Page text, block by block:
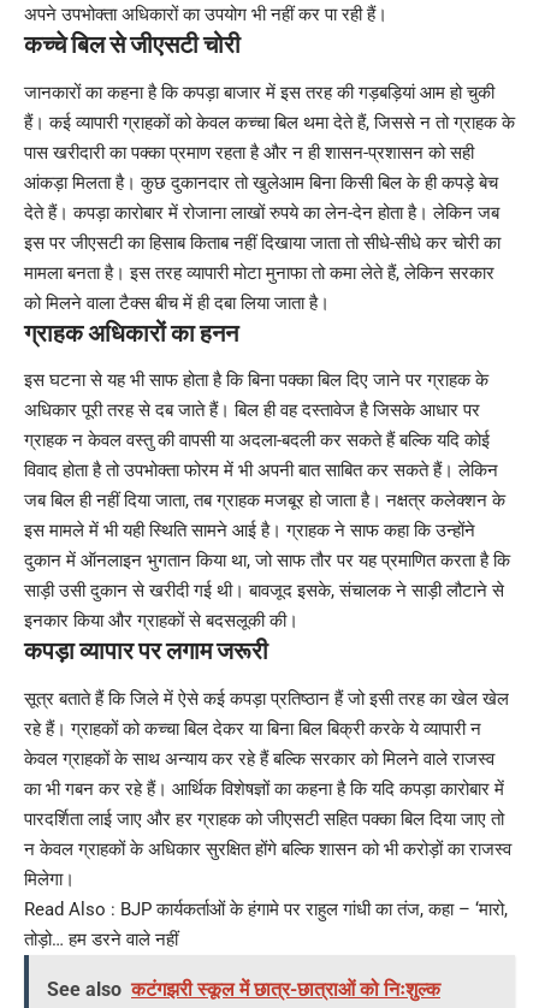
अपने उपभोक्ता अधिकारों का उपयोग भी नहीं कर पा रही हैं।
कच्चे बिल से जीएसटी चोरी
जानकारों का कहना है कि कपड़ा बाजार में इस तरह की गड़बड़ियां आम हो चुकी
हैं। कई व्यापारी ग्राहकों को केवल कच्चा बिल थमा देते हैं, जिससे न तो ग्राहक के
पास खरीदारी का पक्का प्रमाण रहता है और न ही शासन-प्रशासन को सही
आंकड़ा मिलता है। कुछ दुकानदार तो खुलेआम बिना किसी बिल के ही कपड़े बेच
देते हैं। कपड़ा कारोबार में रोजाना लाखों रुपये का लेन-देन होता है। लेकिन जब
इस पर जीएसटी का हिसाब किताब नहीं दिखाया जाता तो सीधे-सीधे कर चोरी का
मामला बनता है। इस तरह व्यापारी मोटा मुनाफा तो कमा लेते हैं, लेकिन सरकार
को मिलने वाला टैक्स बीच में ही दबा लिया जाता है।
ग्राहक अधिकारों का हनन
इस घटना से यह भी साफ होता है कि बिना पक्का बिल दिए जाने पर ग्राहक के
अधिकार पूरी तरह से दब जाते हैं। बिल ही वह दस्तावेज है जिसके आधार पर
ग्राहक न केवल वस्तु की वापसी या अदला-बदली कर सकते हैं बल्कि यदि कोई
विवाद होता है तो उपभोक्ता फोरम में भी अपनी बात साबित कर सकते हैं। लेकिन
जब बिल ही नहीं दिया जाता, तब ग्राहक मजबूर हो जाता है। नक्षत्र कलेक्शन के
इस मामले में भी यही स्थिति सामने आई है। ग्राहक ने साफ कहा कि उन्होंने
दुकान में ऑनलाइन भुगतान किया था, जो साफ तौर पर यह प्रमाणित करता है कि
साड़ी उसी दुकान से खरीदी गई थी। बावजूद इसके, संचालक ने साड़ी लौटाने से
इनकार किया और ग्राहकों से बदसलूकी की।
कपड़ा व्यापार पर लगाम जरूरी
सूत्र बताते हैं कि जिले में ऐसे कई कपड़ा प्रतिष्ठान हैं जो इसी तरह का खेल खेल
रहे हैं। ग्राहकों को कच्चा बिल देकर या बिना बिल बिक्री करके ये व्यापारी न
केवल ग्राहकों के साथ अन्याय कर रहे हैं बल्कि सरकार को मिलने वाले राजस्व
का भी गबन कर रहे हैं। आर्थिक विशेषज्ञों का कहना है कि यदि कपड़ा कारोबार में
पारदर्शिता लाई जाए और हर ग्राहक को जीएसटी सहित पक्का बिल दिया जाए तो
न केवल ग्राहकों के अधिकार सुरक्षित होंगे बल्कि शासन को भी करोड़ों का राजस्व
मिलेगा।
Read Also : BJP कार्यकर्ताओं के हंगामे पर राहुल गांधी का तंज, कहा – ‘मारो,
तोड़ो… हम डरने वाले नहीं
See also कटंगझरी स्कूल में छात्र-छात्राओं को निःशुल्क